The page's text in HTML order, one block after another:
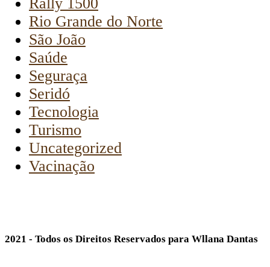
Rally 1500
Rio Grande do Norte
São João
Saúde
Seguraça
Seridó
Tecnologia
Turismo
Uncategorized
Vacinação
2021 - Todos os Direitos Reservados para Wllana Dantas